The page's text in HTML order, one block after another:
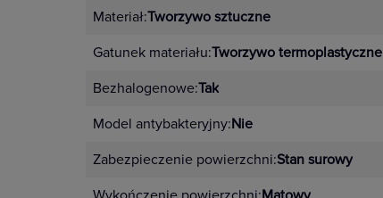
Materiał:Tworzywo sztuczne
Gatunek materiału:Tworzywo termoplastyczne
Bezhalogenowe:Tak
Model antybakteryjny:Nie
Zabezpieczenie powierzchni:Stan surowy